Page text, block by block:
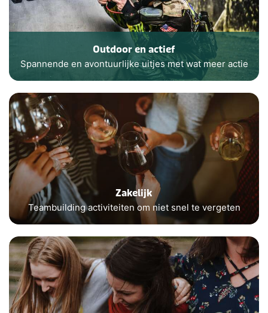
Outdoor en actief
Spannende en avontuurlijke uitjes met wat meer actie
Zakelijk
Teambuilding activiteiten om niet snel te vergeten